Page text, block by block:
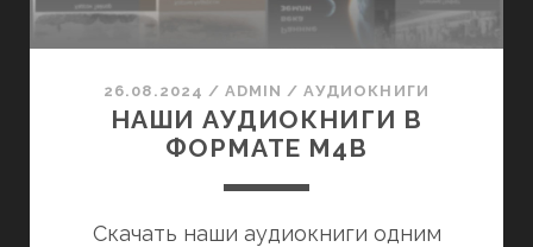
2024
26.08.2024 / ADMIN /АУДИОКНИГИ
НАШИ АУДИОКНИГИ В
ФОРМАТЕ M4B
Скачать наши аудиокниги одним